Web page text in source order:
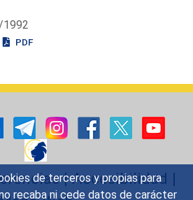
de terceros y propias para
recaba ni cede datos de carácter
1992
PDF
|Accesibilidad |